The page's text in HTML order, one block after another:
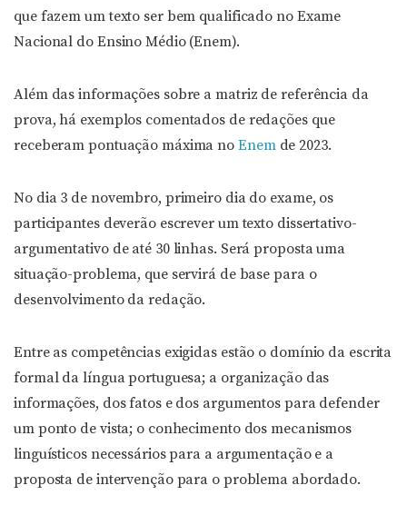
que fazem um texto ser bem qualificado no Exame
Nacional do Ensino Médio (Enem).
Além das informações sobre a matriz de referência da
prova, há exemplos comentados de redações que
receberam pontuação máxima no Enemde 2023.
No dia 3 de novembro, primeiro dia do exame, os
participantes deverão escrever um texto dissertativo-
argumentativo de até 30 linhas. Será proposta uma
situação-problema, que servirá de base para o
desenvolvimento da redação.
Entre as competências exigidas estão o domínio da escrita
formal da língua portuguesa; a organização das
informações, dos fatos e dos argumentos para defender
um ponto de vista; o conhecimento dos mecanismos
linguísticos necessários para a argumentação e a
proposta de intervenção para o problema abordado.